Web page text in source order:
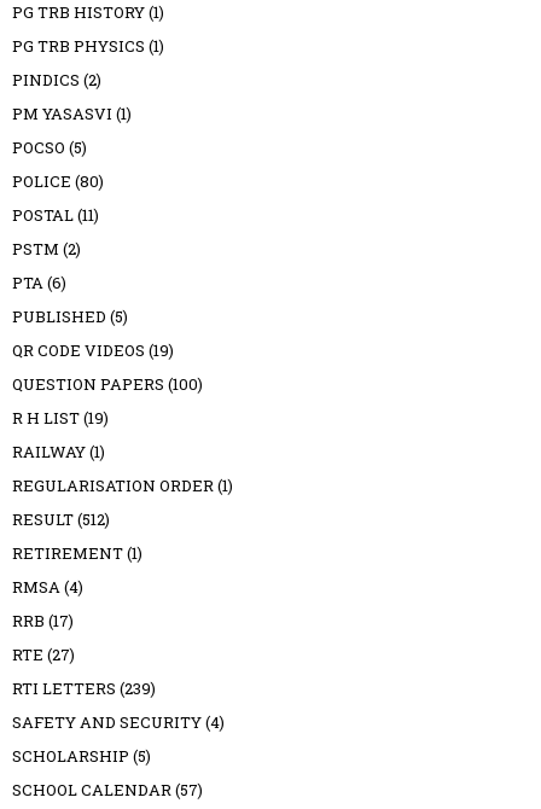
PG TRB HISTORY(1)
PG TRB PHYSICS (1)
PINDICS (2)
PM YASASVI (1)
POCSO (5)
POLICE (80)
POSTAL(11)
PSTM (2)
PTA(6)
PUBLISHED (5)
QR CODE VIDEOS (19)
QUESTION PAPERS (100)
R H LIST(19)
RAILWAY(1)
REGULARISATION ORDER(1)
RESULT(512)
RETIREMENT(1)
RMSA(4)
RRB (17)
RTE (27)
RTI LETTERS (239)
SAFETY AND SECURITY(4)
SCHOLARSHIP (5)
SCHOOL CALENDAR(57)